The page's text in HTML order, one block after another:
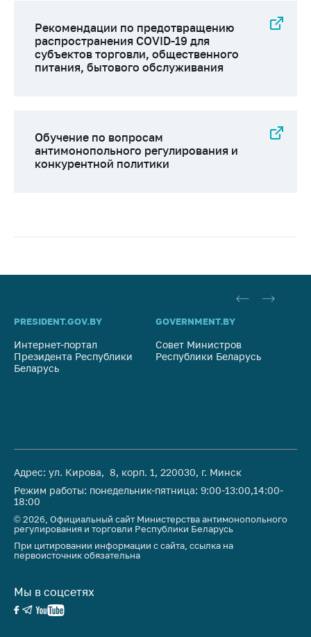
Рекомендации по предотвращению
распространения COVID-19 для
субъектов торговли, общественного
питания, бытового обслуживания
Обучение по вопросам
антимонопольного регулирования и
конкурентной политики
PRESIDENT.GOV.BY
Интернет-портал
Президента Республики
Беларусь
GOVERNMENT.BY
Совет Министров
Республики Беларусь
Адрес: ул. Кирова, 8, корп. 1, 220030, г. Минск
Режим работы: понедельник-пятница: 9:00-13:00,14:00-
18:00
© 2026, Официальный сайт Министерства антимонопольного
регулирования и торговли Республики Беларусь
При цитировании информации с сайта, ссылка на
первоисточник обязательна
Мы в соцсетях